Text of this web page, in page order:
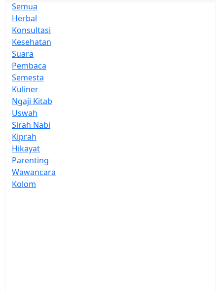
Semua
Herbal
Konsultasi
Kesehatan
Suara
Pembaca
Semesta
Kuliner
Ngaji Kitab
Uswah
Sirah Nabi
Kiprah
Hikayat
Parenting
Wawancara
Kolom